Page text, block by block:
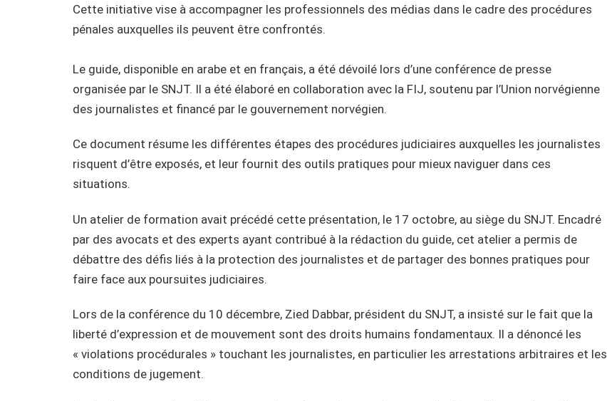
Cette initiative vise à accompagner les professionnels des médias dans le cadre des procédures
pénales auxquelles ils peuvent être confrontés.
Le guide, disponible en arabe et en français, a été dévoilé lors d’une conférence de presse
organisée par le SNJT. Il a été élaboré en collaboration avec la FIJ, soutenu par l’Union norvégienne
des journalistes et financé par le gouvernement norvégien.
Ce document résume les différentes étapes des procédures judiciaires auxquelles les journalistes
risquent d’être exposés, et leur fournit des outils pratiques pour mieux naviguer dans ces
situations.
Un atelier de formation avait précédé cette présentation, le 17 octobre, au siège du SNJT. Encadré
par des avocats et des experts ayant contribué à la rédaction du guide, cet atelier a permis de
débattre des défis liés à la protection des journalistes et de partager des bonnes pratiques pour
faire face aux poursuites judiciaires.
Lors de la conférence du 10 décembre, Zied Dabbar, président du SNJT, a insisté sur le fait que la
liberté d’expression et de mouvement sont des droits humains fondamentaux. Il a dénoncé les
« violations procédurales » touchant les journalistes, en particulier les arrestations arbitraires et les
conditions de jugement.